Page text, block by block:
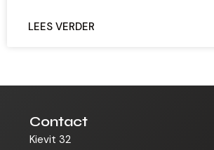
LEES VERDER
Contact
Kievit 32